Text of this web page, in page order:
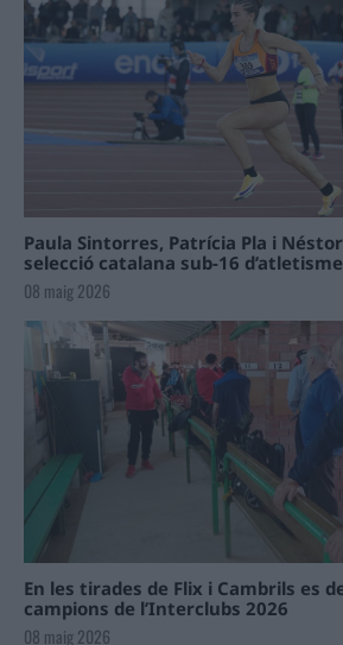
Paula Sintorres, Patrícia Pla i
selecció catalana sub-16 d’atletisme
08 maig 2026
En les tirades de Flix i Cambrils es
campions de l’Interclubs 2026
08 maig 2026